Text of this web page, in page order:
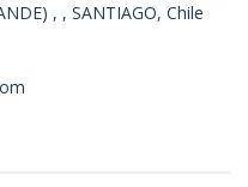
, , SANTIAGO, Chile